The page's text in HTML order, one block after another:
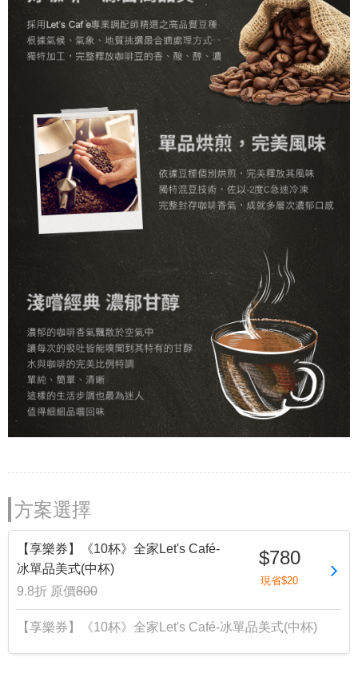
方案選擇
【享樂券】《10杯》全家Let's Café-
冰單品美式(中杯)
9.8折 原價800
$780
現省$20
【享樂券】《10杯》全家Let's Café-冰單品美式(中杯)